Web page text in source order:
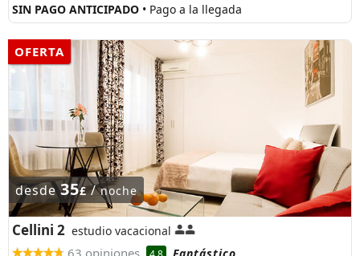
SIN PAGO ANTICIPADO • Pago a la llegada
OFERTA
desde35£/noche
Cellini 2 estudio vacacional